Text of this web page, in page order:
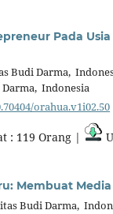
Pada
Budi Darma,
Indonesia
orahua.v1i02.50
: 119 Orang |
Membuat
Budi Darma,